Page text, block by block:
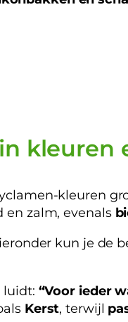
kleuren
kleuren
en zalm, evenals
kun je de
luidt: “Voor ieder
Kerst, terwijl